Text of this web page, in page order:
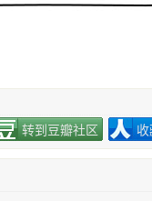
转到豆瓣社区